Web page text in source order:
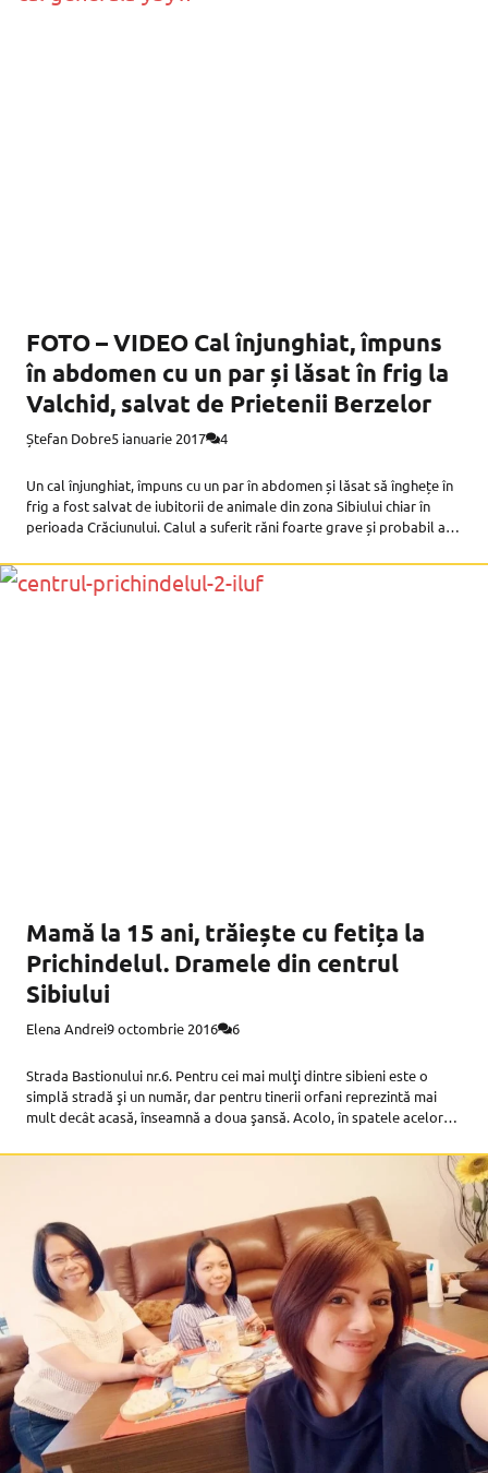
FOTO – VIDEO Cal înjunghiat, împuns
în abdomen cu un par și lăsat în frig la
Valchid, salvat de Prietenii Berzelor
Ștefan Dobre5 ianuarie 2017 4
Un cal înjunghiat, împuns cu un par în abdomen și lăsat să înghețe în
frig a fost salvat de iubitorii de animale din zona Sibiului chiar în
perioada Crăciunului. Calul a suferit răni foarte grave și probabil ar
Mamă la 15 ani, trăiește cu fetița la
Prichindelul. Dramele din centrul
Sibiului
Elena Andrei9 octombrie 2016 6
Strada Bastionului nr.6. Pentru cei mai mulţi dintre sibieni este o
simplă stradă şi un număr, dar pentru tinerii orfani reprezintă mai
mult decât acasă, înseamnă a doua şansă. Acolo, în spatele acelor